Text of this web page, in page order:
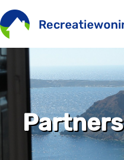
Partners